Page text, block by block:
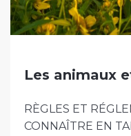
Les animaux
RÈGLES ET
CONNAÎTRE EN